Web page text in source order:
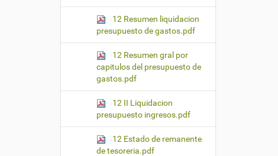
12 Resumen liquidacion
presupuesto de gastos.pdf
12 Resumen gral por
capitulos del presupuesto de
gastos.pdf
12 II Liquidacion
presupuesto ingresos.pdf
12 Estado de remanente
de tesoreria.pdf